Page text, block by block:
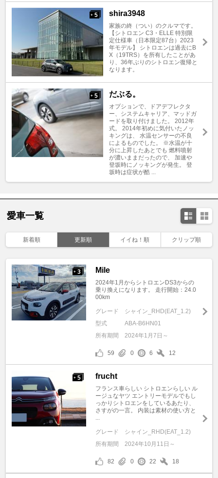
+ 5 shira3948
家族の終（つい）のクルマです。
【シトロエン C3・ELLE 特別限
定仕様車（日本限定87台）2023
年モデル】 シトロエンは過去にB
X（19TRS）を所有したことがあ
り、36年ぶりのシトロエン復帰と
なります。
+ 5 だぶる。
オプションで、ドアデフレクタ
ー、システムキャリア、マッドガ
ードを取り付けました。 2012年
式。 2014年初めに気付いたノッ
キングは、 水温センサーの不良
によるものでした。 ※水温が十
分に上昇したあとでも 燃料噴射
が濃いままだったので、 加速や
登坂時にノッキングが発生。 登
坂時は症状が酷 ...
愛車一覧
新着順 更新順 イイね！順 クリップ順
+ 3 Mile
2024年1月からシトロエンDS3からの
乗り換えになります。 走行開始：24.0
00km
グレード
シャイン_RHD(EAT_1.2)
型式
ABA-B6HN01
所有期間
2024年1月7日～
59 0 6 12
+ 5 frucht
フランス車らしい シトロエンらしい ル
ージュなヤツ エントリーモデルでもし
っかりシトロエンをしているあたり、
さすがの一言。 内装は素材の使い方と
...
グレード
シャイン_RHD(EAT_1.2)
所有期間
2024年10月11日～
82 0 22 18